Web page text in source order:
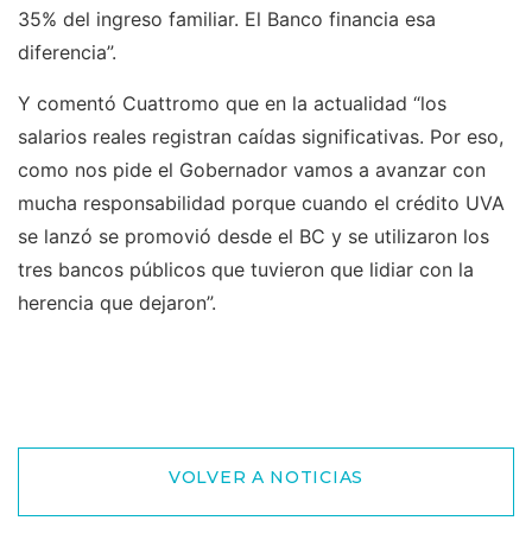
35% del ingreso familiar. El Banco financia esa
diferencia”.
Y comentó Cuattromo que en la actualidad “los
salarios reales registran caídas significativas. Por eso,
como nos pide el Gobernador vamos a avanzar con
mucha responsabilidad porque cuando el crédito UVA
se lanzó se promovió desde el BC y se utilizaron los
tres bancos públicos que tuvieron que lidiar con la
herencia que dejaron”.
VOLVER A NOTICIAS